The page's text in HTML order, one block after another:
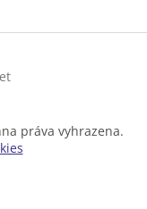
práva vyhrazena.